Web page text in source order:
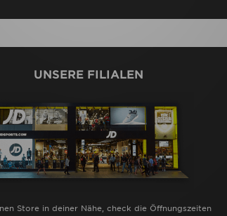
UNSERE FILIALEN
Store in deiner Nähe, check die Öffnungszeiten